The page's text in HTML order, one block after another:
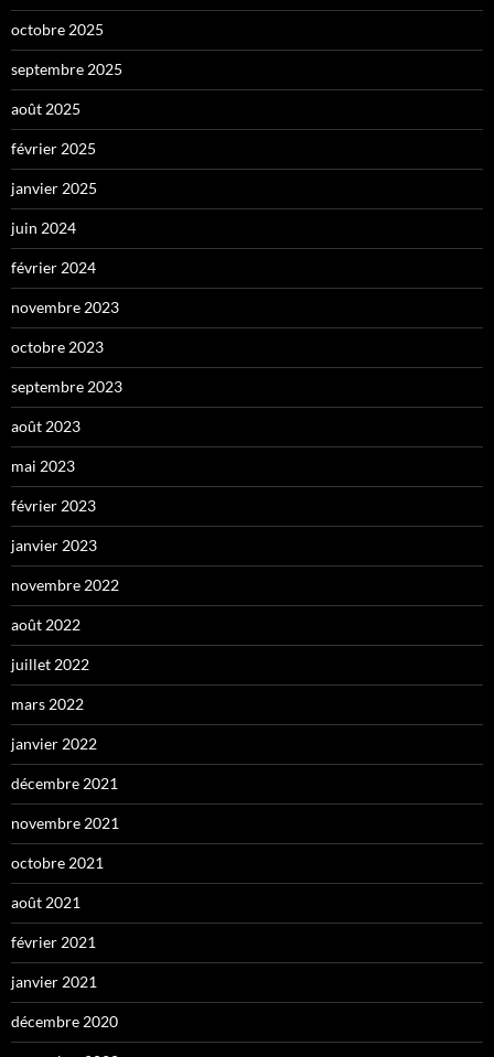
octobre 2025
septembre 2025
août 2025
février 2025
janvier 2025
juin 2024
février 2024
novembre 2023
octobre 2023
septembre 2023
août 2023
mai 2023
février 2023
janvier 2023
novembre 2022
août 2022
juillet 2022
mars 2022
janvier 2022
décembre 2021
novembre 2021
octobre 2021
août 2021
février 2021
janvier 2021
décembre 2020